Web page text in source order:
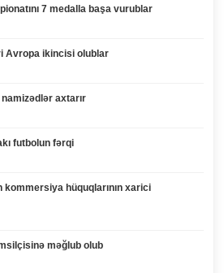
7 medalla başa vurublar
Avropa ikincisi olublar
axtarır
futbolun fərqi
kommersiya hüquqlarının xarici
məğlub olub